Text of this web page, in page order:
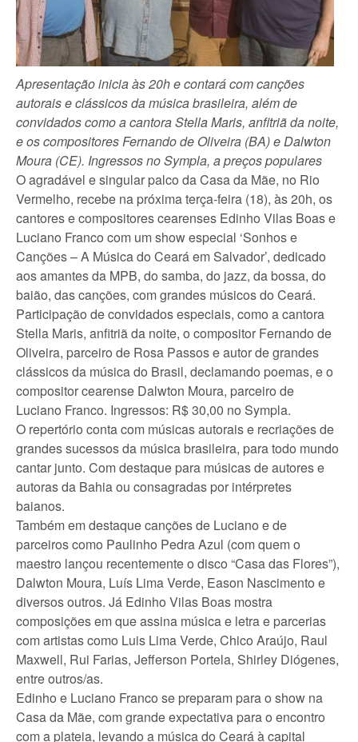
Apresentação inicia às 20h e contará com canções
autorais e clássicos da música brasileira, além de
convidados como a cantora Stella Maris, anfitriã da noite,
e os compositores Fernando de Oliveira (BA) e Dalwton
Moura (CE). Ingressos no Sympla, a preços populares
O agradável e singular palco da Casa da Mãe, no Rio
Vermelho, recebe na próxima terça-feira (18), às 20h, os
cantores e compositores cearenses Edinho Vilas Boas e
Luciano Franco com um show especial ‘Sonhos e
Canções – A Música do Ceará em Salvador’, dedicado
aos amantes da MPB, do samba, do jazz, da bossa, do
baião, das canções, com grandes músicos do Ceará.
Participação de convidados especiais, como a cantora
Stella Maris, anfitriã da noite, o compositor Fernando de
Oliveira, parceiro de Rosa Passos e autor de grandes
clássicos da música do Brasil, declamando poemas, e o
compositor cearense Dalwton Moura, parceiro de
Luciano Franco. Ingressos: R$ 30,00 no Sympla.
O repertório conta com músicas autorais e recriações de
grandes sucessos da música brasileira, para todo mundo
cantar junto. Com destaque para músicas de autores e
autoras da Bahia ou consagradas por intérpretes
baianos.
Também em destaque canções de Luciano e de
parceiros como Paulinho Pedra Azul (com quem o
maestro lançou recentemente o disco “Casa das Flores”),
Dalwton Moura, Luís Lima Verde, Eason Nascimento e
diversos outros. Já Edinho Vilas Boas mostra
composições em que assina música e letra e parcerias
com artistas como Luis Lima Verde, Chico Araújo, Raul
Maxwell, Rui Farias, Jefferson Portela, Shirley Diógenes,
entre outros/as.
Edinho e Luciano Franco se preparam para o show na
Casa da Mãe, com grande expectativa para o encontro
com a plateia, levando a música do Ceará à capital